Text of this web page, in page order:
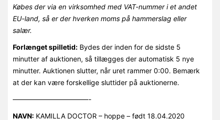
Købes der via en virksomhed med VAT-nummer i et andet
EU-land, så er der hverken moms på hammerslag eller
salær.
Forlænget spilletid:Bydes der inden for de sidste 5
minutter af auktionen, så tillægges der automatisk 5 nye
minutter. Auktionen slutter, når uret rammer 0:00. Bemærk
at der kan være forskellige sluttider på auktionerne.
———————————-
NAVN:KAMILLA DOCTOR – hoppe – født 18.04.2020